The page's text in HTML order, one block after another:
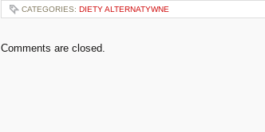
CATEGORIES: DIETY ALTERNATYWNE
Comments are closed.